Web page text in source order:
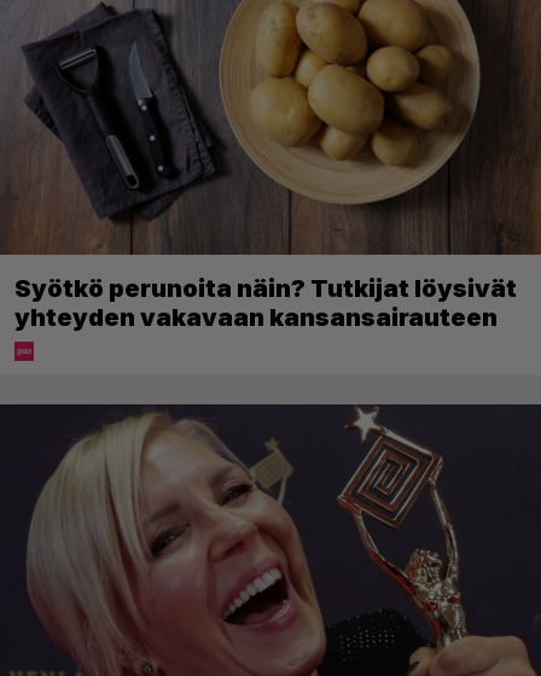
Syötkö perunoita näin? Tutkijat löysivät
yhteyden vakavaan kansansairauteen